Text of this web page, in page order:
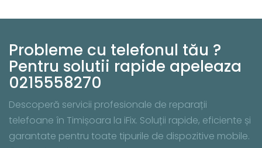
Probleme cu telefonul tău ?
Pentru solutii rapide apeleaza
0215558270
Descoperă servicii profesionale de reparații
telefoane în Timișoara la iFix. Soluții rapide, eficiente și
garantate pentru toate tipurile de dispozitive mobile.